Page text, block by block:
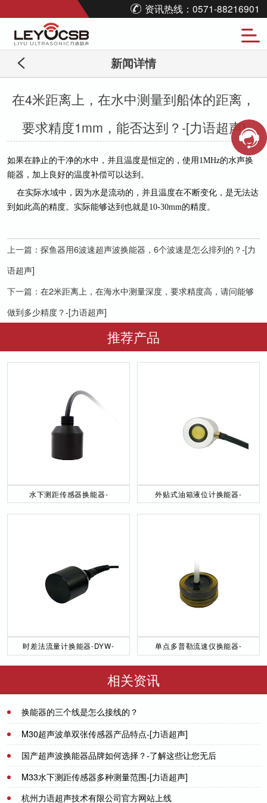
资讯热线：0571-88216901
新闻详情
在4米距离上，在水中测量到船体的距离，
要求精度1mm，能否达到？-[力语超声]
如果在静止的干净的水中，并且温度是恒定的，使用 1MHz的水声换
能器，加上良好的温度补偿可以达到。
在实际水域中，因为水是流动的，并且温度在不断变化，是无法达
到如此高的精度。实际能够达到也就是10-30mm的精度。
上一篇： 探鱼器用6波速超声波换能器，6个波速是怎么排列的？-[力
语超声]
下一篇： 在2米距离上，在海水中测量深度，要求精度高，请问能够
做到多少精度？-[力语超声]
推荐产品
水下测距传感器换能器-
外贴式油箱液位计换能器-
时差法流量计换能器-DYW-
单点多普勒流速仪换能器-
相关资讯
换能器的三个线是怎么接线的？
M30超声波单双张传感器产品特点-[力语超声]
2023-07-27
国产超声波换能器品牌如何选择？-了解这些让您无后
顾之忧-[力语超声]
M33水下测距传感器多种测量范围-[力语超声]
杭州力语超声技术有限公司官方网站上线